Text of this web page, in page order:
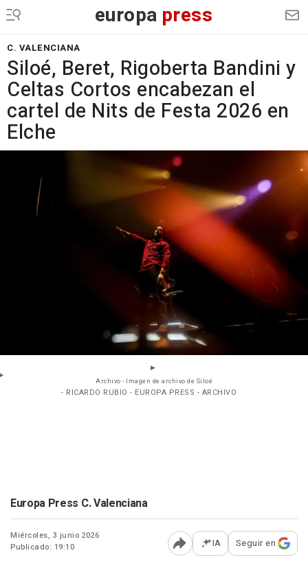
europa press
C. VALENCIANA
Siloé, Beret, Rigoberta Bandini y
Celtas Cortos encabezan el
cartel de Nits de Festa 2026 en
Elche
Archivo - Imagen de archivo de Siloé
- RICARDO RUBIO - EUROPA PRESS - ARCHIVO
Europa Press C. Valenciana
Miércoles, 3 junio 2026
Publicado: 19:10
Abrir opciones para
IA Seguir en